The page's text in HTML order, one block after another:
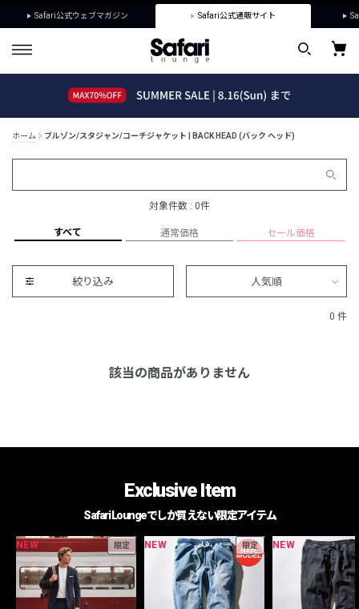
Safari公式ウェブマガジン Safari公式通販サイト
ホーム ブルゾン/スタジャン/コーチジャケット | BACK HEAD (バック ヘッド)
対象件数 : 0件
すべて 通常価格 セール価格
絞り込み 人気順
0 件
該当の商品がありません
Exclusive Item
Safari Loungeでしか買えない限定アイテム
NEW 限定 NEW 限定 NEW